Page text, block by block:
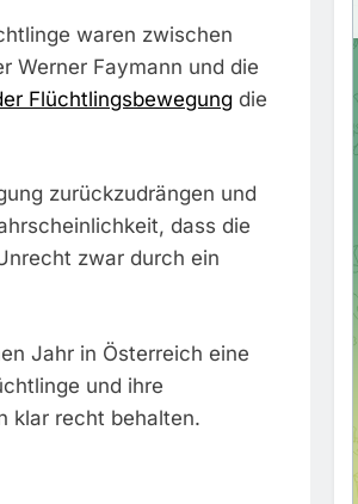
waren zwischen
Werner Faymann und die
Flüchtlingsbewegung die
zurückzudrängen und
dass die
zwar durch ein
Jahr in Österreich eine
und ihre
klar recht behalten.